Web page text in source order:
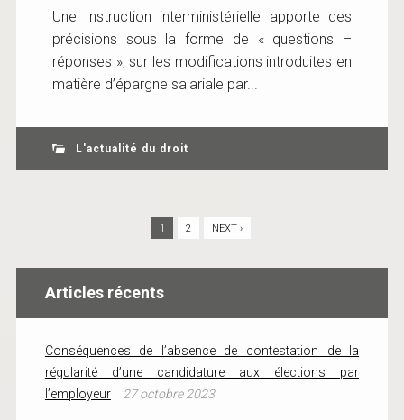
Une Instruction interministérielle apporte des
précisions sous la forme de « questions –
réponses », sur les modifications introduites en
matière d’épargne salariale par...
L'actualité du droit
1 2 NEXT ›
Articles récents
Conséquences de l’absence de contestation de la
régularité d’une candidature aux élections par
l’employeur
27 octobre 2023